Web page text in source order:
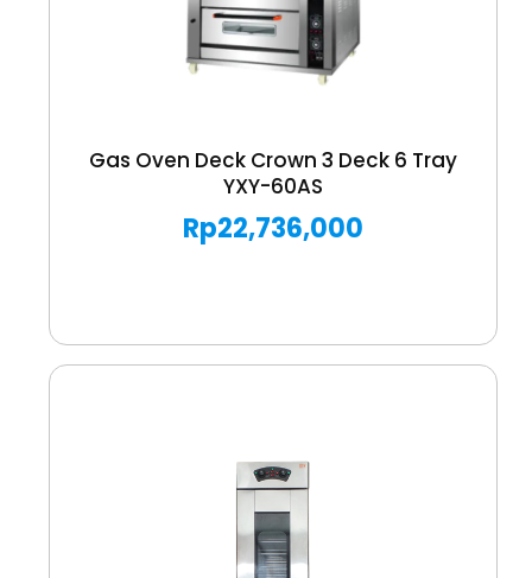
Gas Oven Deck Crown 3 Deck 6 Tray
YXY-60AS
Rp22,736,000